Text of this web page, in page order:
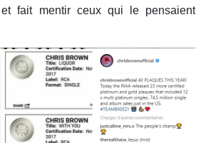
fait mentir ceux qui le pensaient